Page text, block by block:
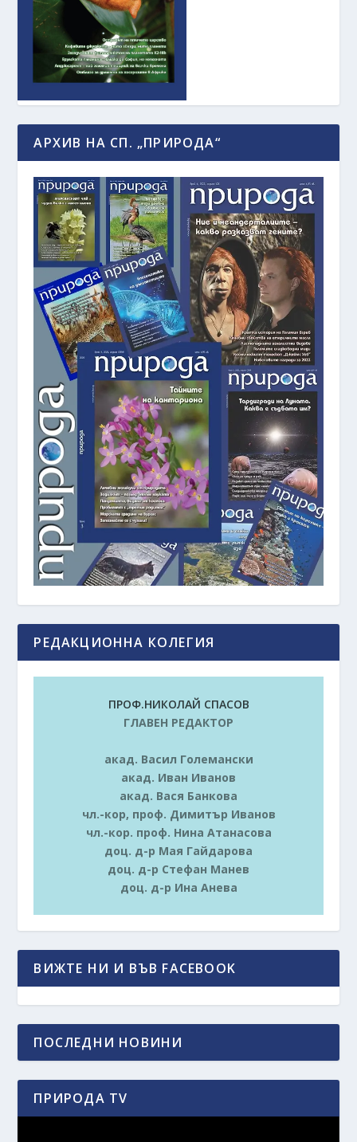
АРХИВ НА СП. „ПРИРОДА“
РЕДАКЦИОННА КОЛЕГИЯ
ПРОФ.НИКОЛАЙ СПАСОВ
ГЛАВЕН РЕДАКТОР
акад. Васил Големански
акад. Иван Иванов
акад. Вася Банкова
чл.-кор, проф. Димитър Иванов
чл.-кор. проф. Нина Атанасова
доц. д-р Мая Гайдарова
доц. д-р Стефан Манев
доц. д-р Ина Анева
ВИЖТЕ НИ И ВЪВ FACEBOOK
ПОСЛЕДНИ НОВИНИ
ПРИРОДА TV